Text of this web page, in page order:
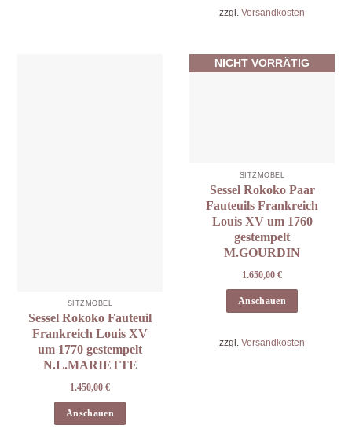
zzgl. Versandkosten
SITZMÖBEL
Sessel Rokoko Fauteuil
Frankreich Louis XV
um 1770 gestempelt
N.L.MARIETTE
1.450,00 €
Anschauen
NICHT VORRÄTIG
SITZMÖBEL
Sessel Rokoko Paar
Fauteuils Frankreich
Louis XV um 1760
gestempelt
M.GOURDIN
1.650,00 €
Anschauen
zzgl. Versandkosten